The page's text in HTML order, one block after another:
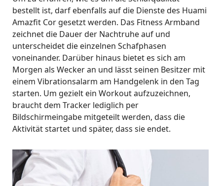
bestellt ist, darf ebenfalls auf die Dienste des Huami
Amazfit Cor gesetzt werden. Das Fitness Armband
zeichnet die Dauer der Nachtruhe auf und
unterscheidet die einzelnen Schafphasen
voneinander. Darüber hinaus bietet es sich am
Morgen als Wecker an und lässt seinen Besitzer mit
einem Vibrationsalarm am Handgelenk in den Tag
starten. Um gezielt ein Workout aufzuzeichnen,
braucht dem Tracker lediglich per
Bildschirmeingabe mitgeteilt werden, dass die
Aktivität startet und später, dass sie endet.